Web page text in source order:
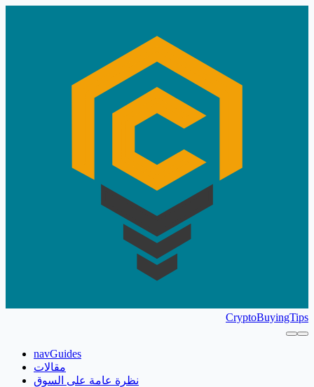
CryptoBuyingTips
navGuides
مقالات
نظرة عامة على السوق